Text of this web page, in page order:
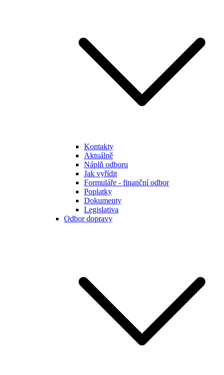
Kontakty
Aktuálně
Náplň odboru
Jak vyřídit
Formuláře - finanční odbor
Poplatky
Dokumenty
Legislativa
Odbor dopravy